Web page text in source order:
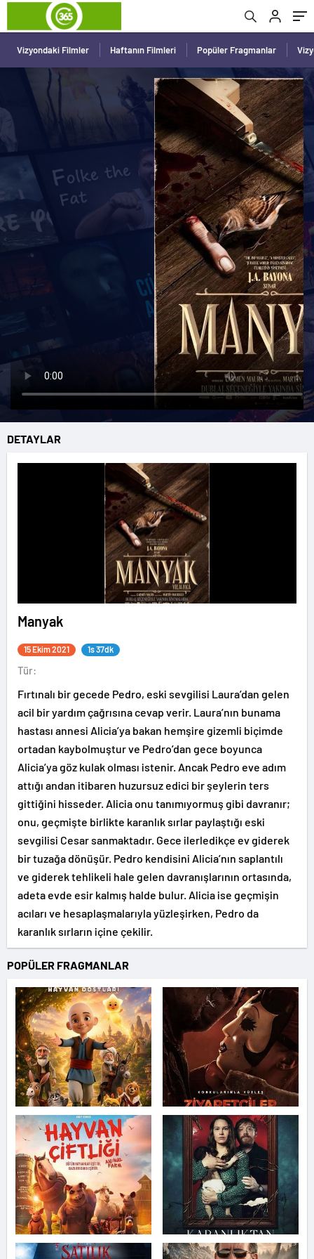
Vizyondaki Filmler Haftanın Filmleri Popüler Fragmanlar
DETAYLAR
Manyak
15 Ekim 2021 1s 37dk
Tür:
Fırtınalı bir gecede Pedro, eski sevgilisi Laura’dan gelen
acil bir yardım çağrısına cevap verir. Laura’nın bunama
hastası annesi Alicia’ya bakan hemşire gizemli biçimde
ortadan kaybolmuştur ve Pedro’dan gece boyunca
Alicia’ya göz kulak olması istenir. Ancak Pedro eve adım
attığı andan itibaren huzursuz edici bir şeylerin ters
gittiğini hisseder. Alicia onu tanımıyormuş gibi davranır;
onu, geçmişte birlikte karanlık sırlar paylaştığı eski
sevgilisi Cesar sanmaktadır. Gece ilerledikçe ev giderek
bir tuzağa dönüşür. Pedro kendisini Alicia’nın saplantılı
ve giderek tehlikeli hale gelen davranışlarının ortasında,
adeta evde esir kalmış halde bulur. Alicia ise geçmişin
acıları ve hesaplaşmalarıyla yüzleşirken, Pedro da
karanlık sırların içine çekilir.
POPÜLER FRAGMANLAR